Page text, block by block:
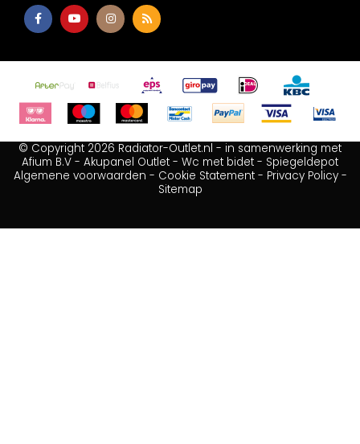
© Copyright 2026 Radiator-Outlet.nl - in samenwerking met
Afium B.V - Akupanel Outlet - Wc met bidet - Spiegeldepot
Algemene voorwaarden - Cookie Statement- Privacy Policy-
Sitemap